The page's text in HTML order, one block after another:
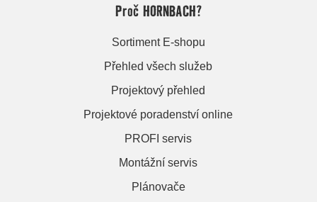
Proč HORNBACH?
Sortiment E-shopu
Přehled všech služeb
Projektový přehled
Projektové poradenství online
PROFI servis
Montážní servis
Plánovače